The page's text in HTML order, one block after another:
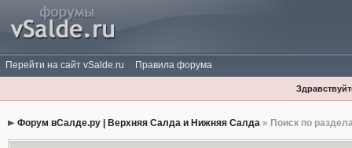
Перейти на сайт vSalde.ru Правила форума
Форум вСалде.ру | Верхняя Салда и Нижняя Салда» Поиск по